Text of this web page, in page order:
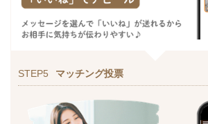
STEP5 マッチング投票